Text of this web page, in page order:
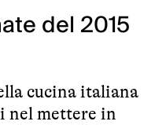
del 2015
cucina italiana
nel mettere in